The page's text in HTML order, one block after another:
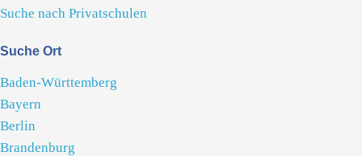
Suche nach Privatschulen
Suche Ort
Baden-Württemberg
Bayern
Berlin
Brandenburg